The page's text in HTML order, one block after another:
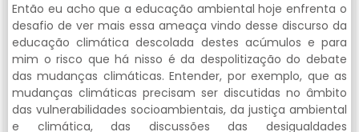
Então eu acho que a educação ambiental hoje enfrenta o
desafio de ver mais essa ameaça vindo desse discurso da
educação climática descolada destes acúmulos e para
mim o risco que há nisso é da despolitização do debate
das mudanças climáticas. Entender, por exemplo, que as
mudanças climáticas precisam ser discutidas no âmbito
das vulnerabilidades socioambientais, da justiça ambiental
e climática, das discussões das desigualdades